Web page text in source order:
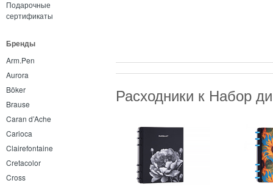
Подарочные
сертификаты
Бренды
Arm.Pen
Aurora
Böker
Brause
Caran d’Ache
Carioca
Clairefontaine
Cretacolor
Cross
Расходники к Набор